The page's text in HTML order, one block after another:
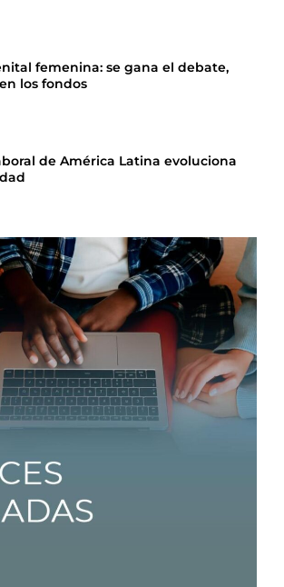
femenina: se gana el debate,
los fondos
de América Latina evoluciona